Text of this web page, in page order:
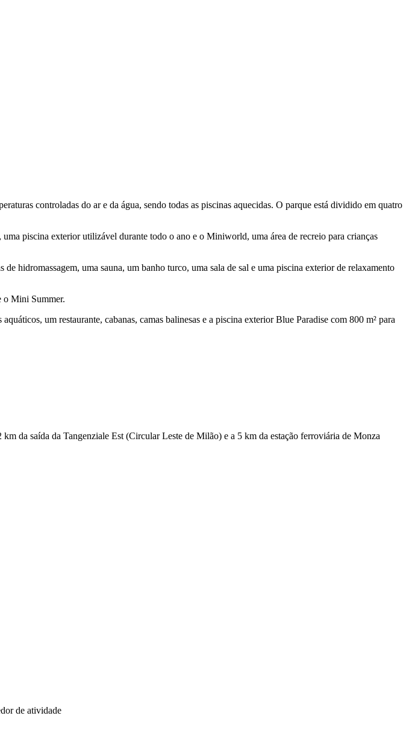
controladas do ar e da água, sendo todas as piscinas aquecidas. O parque está dividido em quatro
piscina exterior utilizável durante todo o ano e o Miniworld, uma área de recreio para crianças
hidromassagem, uma sauna, um banho turco, uma sala de sal e uma piscina exterior de relaxamento
o Mini Summer.
um restaurante, cabanas, camas balinesas e a piscina exterior Blue Paradise com 800 m² para
da saída da Tangenziale Est (Circular Leste de Milão) e a 5 km da estação ferroviária de Monza
de atividade